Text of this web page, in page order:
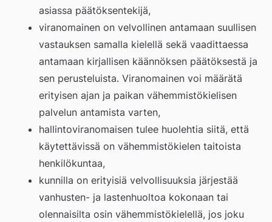
asiassa päätöksentekijä,
viranomainen on velvollinen antamaan suullisen
vastauksen samalla kielellä sekä vaadittaessa
antamaan kirjallisen käännöksen päätöksestä ja
sen perusteluista. Viranomainen voi määrätä
erityisen ajan ja paikan vähemmistökielisen
palvelun antamista varten,
hallintoviranomaisen tulee huolehtia siitä, että
käytettävissä on vähemmistökielen taitoista
henkilökuntaa,
kunnilla on erityisiä velvollisuuksia järjestää
vanhusten- ja lastenhuoltoa kokonaan tai
olennaisilta osin vähemmistökielellä, jos joku